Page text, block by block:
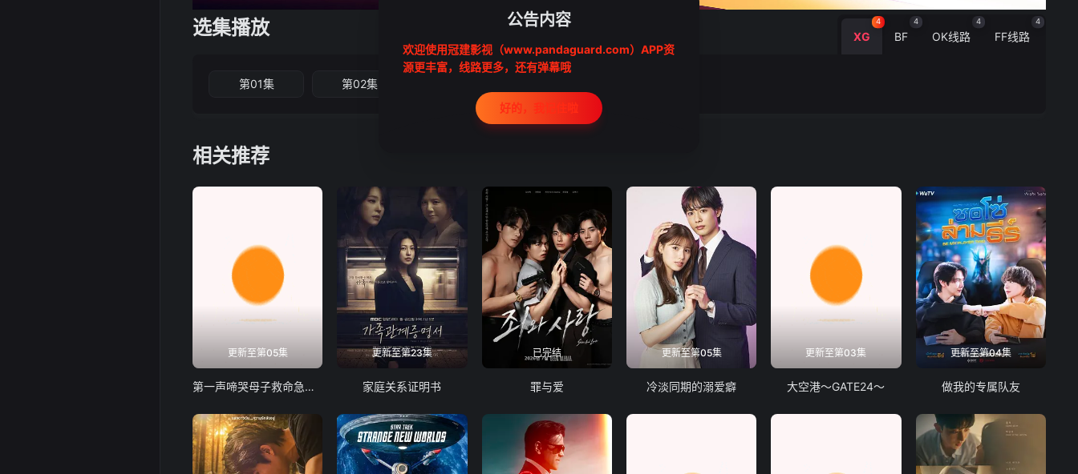
选集播放 XG
4
BF
4
OK线路
4
FF线路
4
第01集 第02集
相关推荐
更新至第05集
第一声啼哭母子救命急救班
更新至第23集
家庭关系证明书
已完结
罪与爱
更新至第05集
冷淡同期的溺爱癖
更新至第03集
大空港～GATE24～
更新至第04集
做我的专属队友
公告内容
欢迎使用冠建影视（www.pandaguard.com）APP资
源更丰富，线路更多，还有弹幕哦
好的，我记住啦